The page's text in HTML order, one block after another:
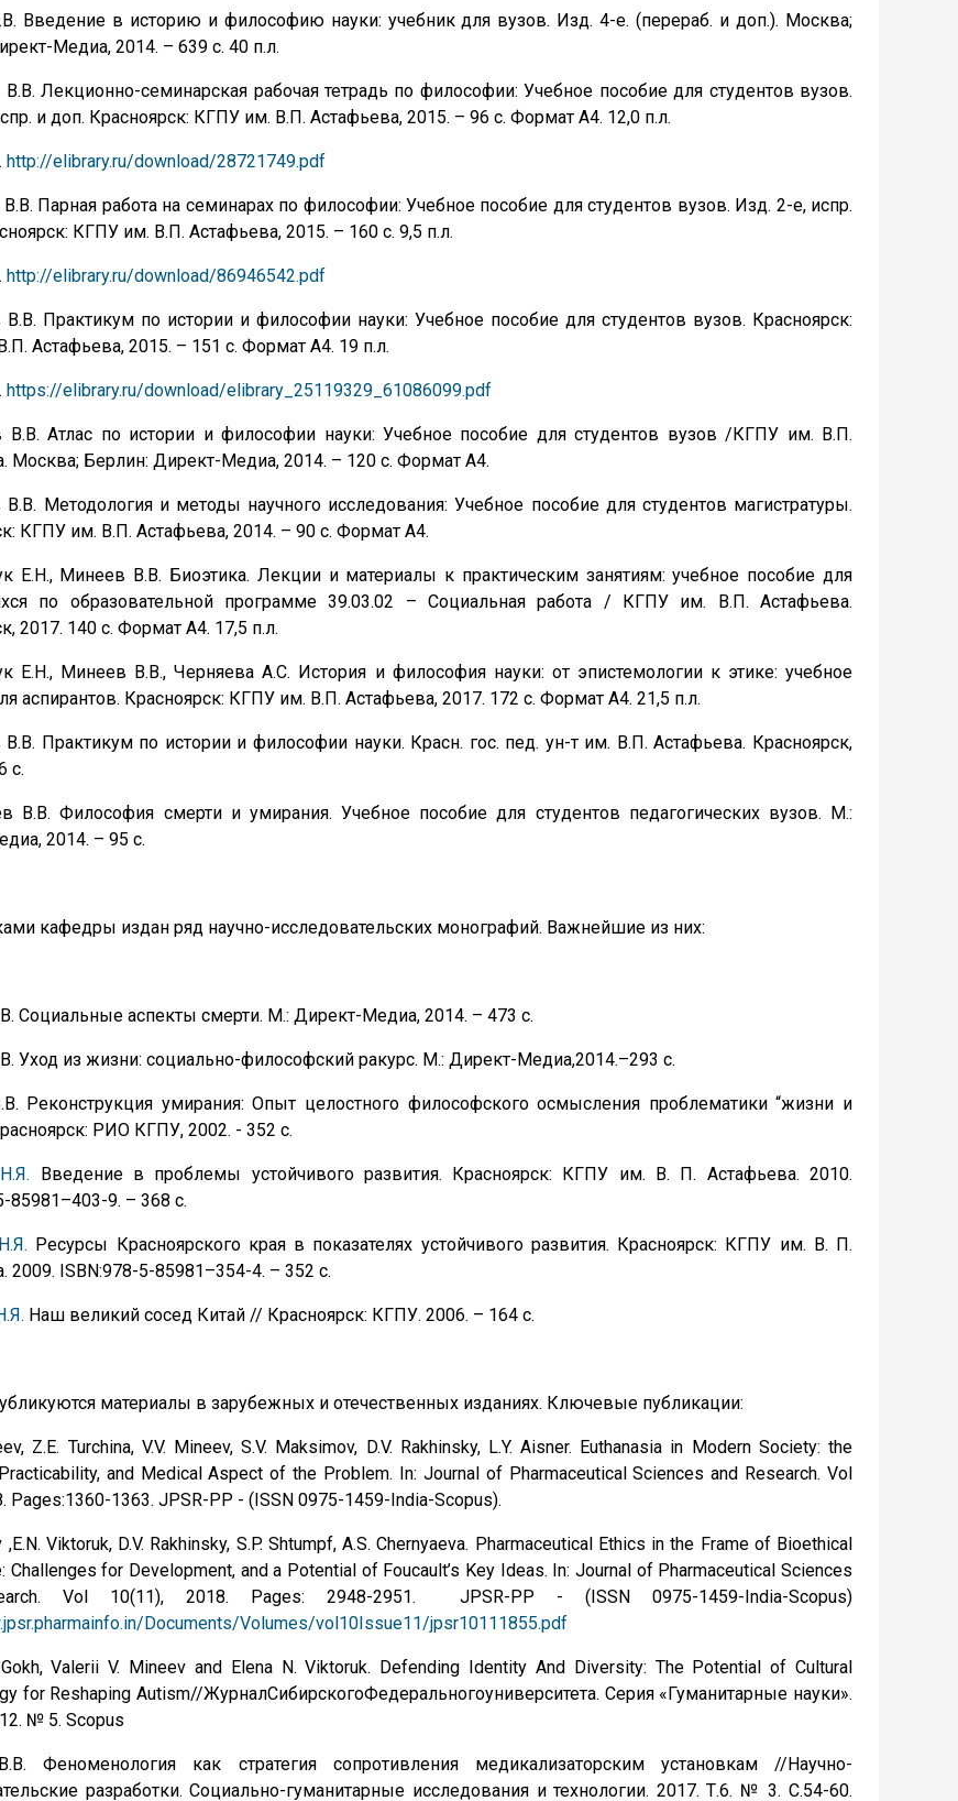
Введение в историю и философию науки: учебник для вузов. Изд. 4-е. (перераб. и доп.). Москва;
Медиа, 2014. – 639 с. 40 п.л.
Лекционно-семинарская рабочая тетрадь по философии: Учебное пособие для студентов вузов.
и доп. Красноярск: КГПУ им. В.П. Астафьева, 2015. – 96 с. Формат А4. 12,0 п.л.
http://elibrary.ru/download/28721749.pdf
Парная работа на семинарах по философии: Учебное пособие для студентов вузов. Изд. 2-е, испр.
КГПУ им. В.П. Астафьева, 2015. – 160 с. 9,5 п.л.
http://elibrary.ru/download/86946542.pdf
Практикум по истории и философии науки: Учебное пособие для студентов вузов. Красноярск:
Астафьева, 2015. – 151 с. Формат А4. 19 п.л.
https://elibrary.ru/download/elibrary_25119329_61086099.pdf
В.В. Атлас по истории и философии науки: Учебное пособие для студентов вузов /КГПУ им. В.П.
Москва; Берлин: Директ-Медиа, 2014. – 120 с. Формат А4.
Методология и методы научного исследования: Учебное пособие для студентов магистратуры.
КГПУ им. В.П. Астафьева, 2014. – 90 с. Формат А4.
Е.Н., Минеев В.В. Биоэтика. Лекции и материалы к практическим занятиям: учебное пособие для
по образовательной программе 39.03.02 – Социальная работа / КГПУ им. В.П. Астафьева.
2017. 140 с. Формат А4. 17,5 п.л.
Е.Н., Минеев В.В., Черняева А.С. История и философия науки: от эпистемологии к этике: учебное
аспирантов. Красноярск: КГПУ им. В.П. Астафьева, 2017. 172 с. Формат А4. 21,5 п.л.
Практикум по истории и философии науки. Красн. гос. пед. ун-т им. В.П. Астафьева. Красноярск,
с.
В.В. Философия смерти и умирания. Учебное пособие для студентов педагогических вузов. М.:
2014. – 95 с.
кафедры издан ряд научно-исследовательских монографий. Важнейшие из них:
Социальные аспекты смерти. М.: Директ-Медиа, 2014. – 473 с.
Уход из жизни: социально-философский ракурс. М.: Директ-Медиа,2014.–293 с.
Реконструкция умирания: Опыт целостного философского осмысления проблематики “жизни и
РИО КГПУ, 2002. - 352 с.
Введение в проблемы устойчивого развития. Красноярск: КГПУ им. В. П. Астафьева. 2010.
85981–403-9. – 368 с.
Ресурсы Красноярского края в показателях устойчивого развития. Красноярск: КГПУ им. В. П.
2009. ISBN:978-5-85981–354-4. – 352 с.
Наш великий сосед Китай // Красноярск: КГПУ. 2006. – 164 с.
материалы в зарубежных и отечественных изданиях. Ключевые публикации:
Z.E. Turchina, V.V. Mineev, S.V. Maksimov, D.V. Rakhinsky, L.Y. Aisner. Euthanasia in Modern Society: the
and Medical Aspect of the Problem. In: Journal of Pharmaceutical Sciences and Research. Vol
Pages:1360-1363. JPSR-PP - (ISSN 0975-1459-India-Scopus).
,E.N. Viktoruk, D.V. Rakhinsky, S.P. Shtumpf, A.S. Chernyaeva. Pharmaceutical Ethics in the Frame of Bioethical
Challenges for Development, and a Potential of Foucault’s Key Ideas. In: Journal of Pharmaceutical Sciences
Vol 10(11), 2018. Pages: 2948-2951. JPSR-PP - (ISSN 0975-1459-India-Scopus)
Documents/Volumes/vol10Issue11/jpsr10111855.pdf
Valerii V. Mineev and Elena N. Viktoruk. Defending Identity And Diversity: The Potential of Cultural
for Reshaping Autism//ЖурналСибирскогоФедеральногоуниверситета. Серия «Гуманитарные науки».
№ 5. Scopus
Феноменология как стратегия сопротивления медикализаторским установкам //Научно-
разработки. Социально-гуманитарные исследования и технологии. 2017. Т.6. № 3. С.54-60.